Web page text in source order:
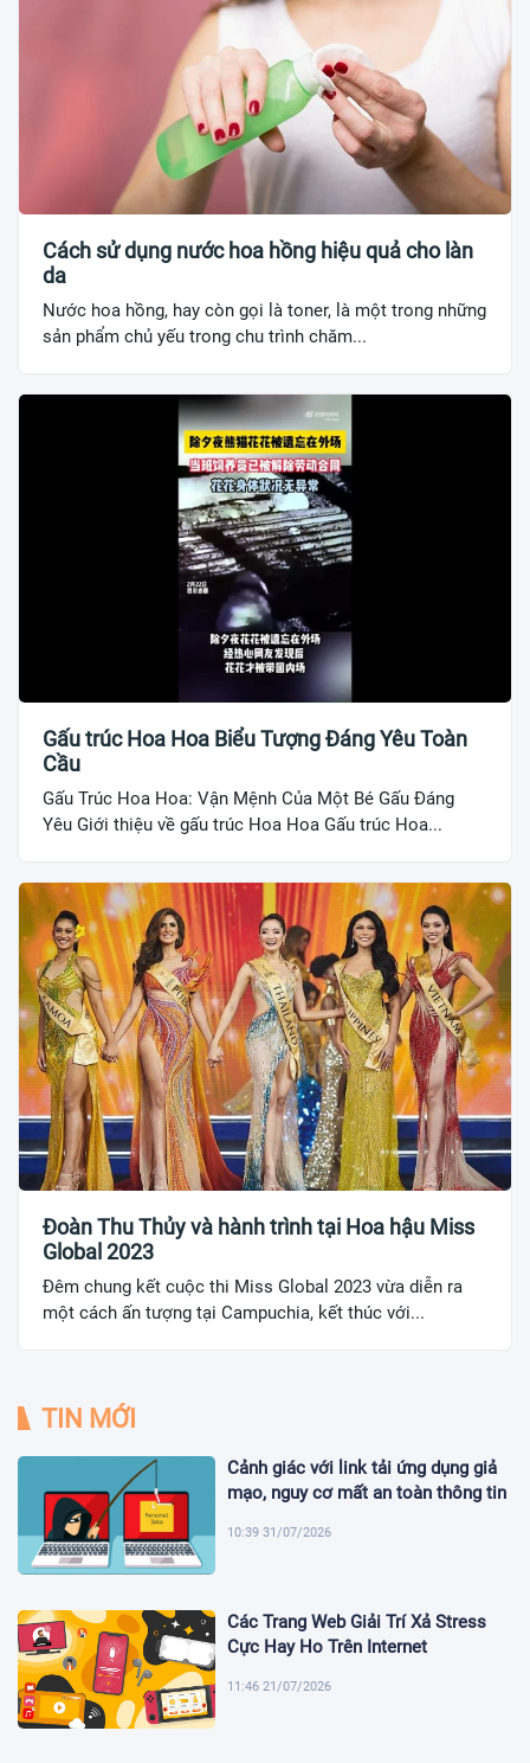
Cách sử dụng nước hoa hồng hiệu quả cho làn
da
Nước hoa hồng, hay còn gọi là toner, là một trong những
sản phẩm chủ yếu trong chu trình chăm...
Gấu trúc Hoa Hoa Biểu Tượng Đáng Yêu Toàn
Cầu
Gấu Trúc Hoa Hoa: Vận Mệnh Của Một Bé Gấu Đáng
Yêu Giới thiệu về gấu trúc Hoa Hoa Gấu trúc Hoa...
Đoàn Thu Thủy và hành trình tại Hoa hậu Miss
Global 2023
Đêm chung kết cuộc thi Miss Global 2023 vừa diễn ra
một cách ấn tượng tại Campuchia, kết thúc với...
TIN MỚI
Cảnh giác với link tải ứng dụng giả
mạo, nguy cơ mất an toàn thông tin
10:39 31/07/2026
Các Trang Web Giải Trí Xả Stress
Cực Hay Ho Trên Internet
11:46 21/07/2026